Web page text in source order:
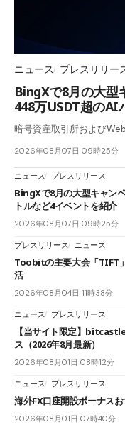
ニュース プレスリリー
BingXで8月の大型
448万USDT超のAI
暗号資産取引所および
2026年08月07日 09時25分
ニュース プレスリリース
BingXで8月の大型キャン
トルなど4イベントを紹介
2026年08月07日 09時25分
プレスリリース ニュース
Toobitの主要大会「TIFT
活
2026年08月04日 11時38分
ニュース プレスリリース
【当サイト限定】
ス（2026年8月最新）
2026年08月01日 08時12分
ニュース プレスリリース
海外FX口座開設ボーナス
2026年08月01日 07時40分